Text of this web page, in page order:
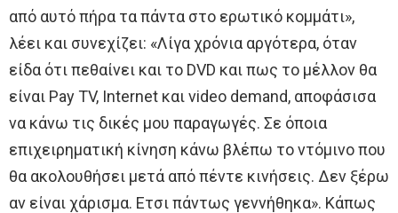
από αυτό πήρα τα πάντα στο ερωτικό κομμάτι»,
λέει και συνεχίζει: «Λίγα χρόνια αργότερα, όταν
είδα ότι πεθαίνει και το DVD και πως το μέλλον θα
είναι Pay TV, Internet και video demand, αποφάσισα
να κάνω τις δικές μου παραγωγές. Σε όποια
επιχειρηματική κίνηση κάνω βλέπω το ντόμινο που
θα ακολουθήσει μετά από πέντε κινήσεις. Δεν ξέρω
αν είναι χάρισμα. Ετσι πάντως γεννήθηκα». Κάπως